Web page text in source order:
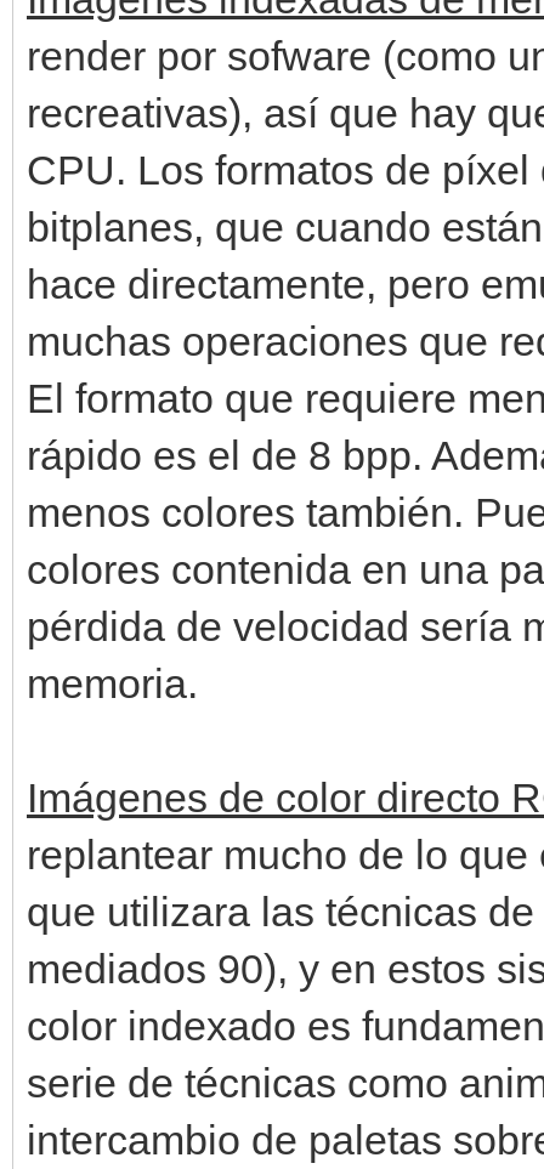
render por sofware (como
recreativas), así que hay
CPU. Los formatos de
bitplanes, que cuando
hace directamente, pero
muchas operaciones que
El formato que requiere
rápido es el de 8 bpp.
menos colores también.
colores contenida en una
pérdida de velocidad sería
memoria.
Imágenes de color directo
replantear mucho de lo
que utilizara las técnicas
mediados 90), y en estos
color indexado es
serie de técnicas como
intercambio de paletas